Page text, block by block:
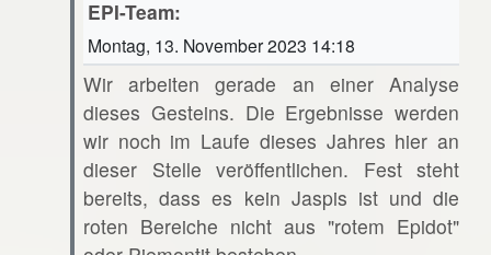
EPI-Team:
Montag, 13. November 2023 14:18
Wir arbeiten gerade an einer Analyse
dieses Gesteins. Die Ergebnisse werden
wir noch im Laufe dieses Jahres hier an
dieser Stelle veröffentlichen. Fest steht
bereits, dass es kein Jaspis ist und die
roten Bereiche nicht aus "rotem Epidot"